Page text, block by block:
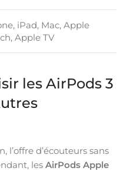
iPad, Mac, Apple
Apple TV
les AirPods 3
l’offre d’écouteurs sans
les AirPods Apple